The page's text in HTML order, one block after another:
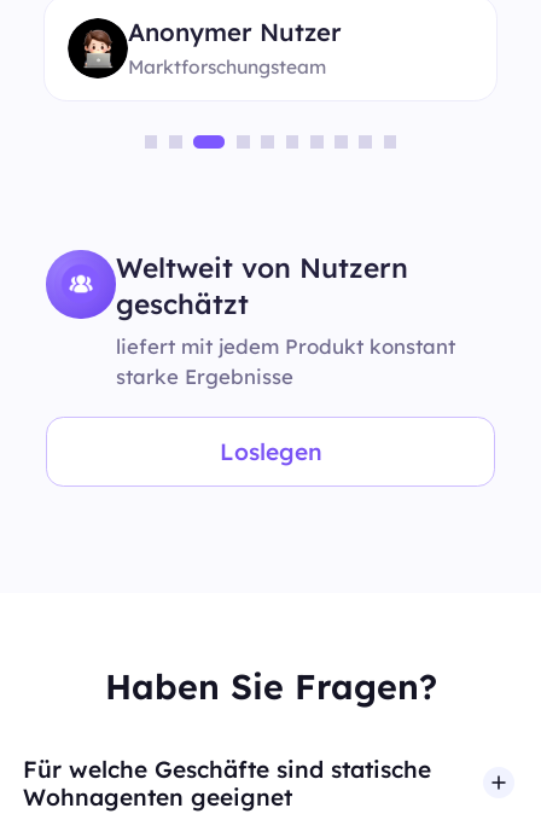
Anonymer Nutzer
Marktforschungsteam
Weltweit von Nutzern
geschätzt
liefert mit jedem Produkt konstant
starke Ergebnisse
Loslegen
Haben Sie Fragen?
Für welche Geschäfte sind statische
Wohnagenten geeignet